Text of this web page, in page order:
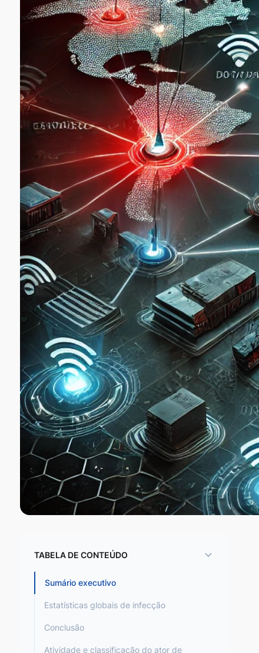
TABELA DE CONTEÚDO
Sumário executivo
Estatísticas globais de infecção
Conclusão
Atividade e classificação do ator de